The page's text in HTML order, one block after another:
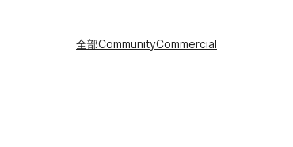
全部CommunityCommercial